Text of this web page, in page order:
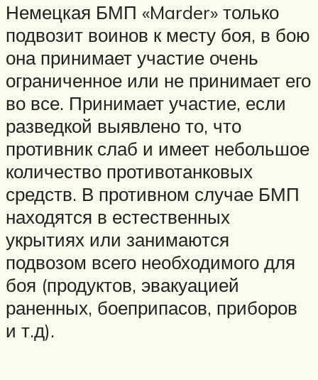
Немецкая БМП «Marder» только
подвозит воинов к месту боя, в бою
она принимает участие очень
ограниченное или не принимает его
во все. Принимает участие, если
разведкой выявлено то, что
противник слаб и имеет небольшое
количество противотанковых
средств. В противном случае БМП
находятся в естественных
укрытиях или занимаются
подвозом всего необходимого для
боя (продуктов, эвакуацией
раненных, боеприпасов, приборов
и т.д).